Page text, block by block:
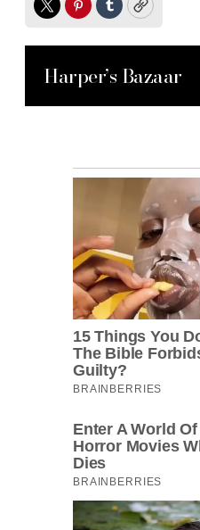
TwitterPinterest
TumblrCopy
Harper’s Bazaar